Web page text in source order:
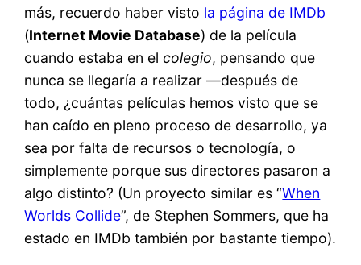
más, recuerdo haber visto la página de IMDb
(Internet Movie Database) de la película
cuando estaba en elcolegio, pensando que
nunca se llegaría a realizar —después de
todo, ¿cuántas películas hemos visto que se
han caído en pleno proceso de desarrollo, ya
sea por falta de recursos o tecnología, o
simplemente porque sus directores pasaron a
algo distinto? (Un proyecto similar es “When
Worlds Collide”, de Stephen Sommers, que ha
estado en IMDb también por bastante tiempo).